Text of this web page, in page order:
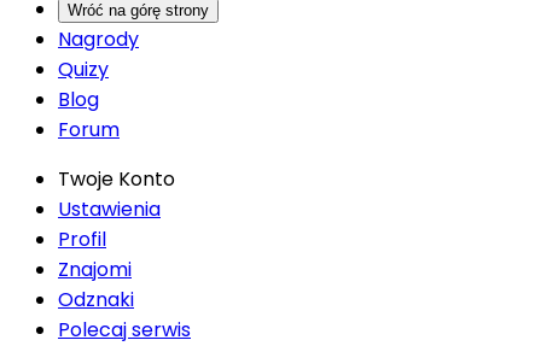
Wróć na górę strony
Nagrody
Quizy
Blog
Forum
Twoje Konto
Ustawienia
Profil
Znajomi
Odznaki
Polecaj serwis